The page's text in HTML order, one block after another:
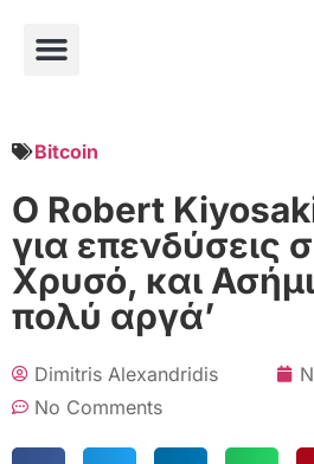
Bitcoin
O Robert
για επενδύσεις
Χρυσό, και Ασήμι
πολύ αργά’
Dimitris Alexandridis
No Comments